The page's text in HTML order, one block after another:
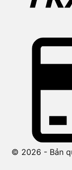
© 2026 - Bản